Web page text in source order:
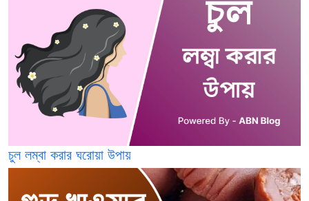
চুল লম্বা করার ঘরোয়া উপায়